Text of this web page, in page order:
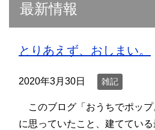
最新情報
とりあえず、おしまい。
2020年3月30日 雑記
このブログ「おうちでポッ
に思っていたこと、建てている